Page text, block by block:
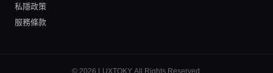
私隱政策
服務條款